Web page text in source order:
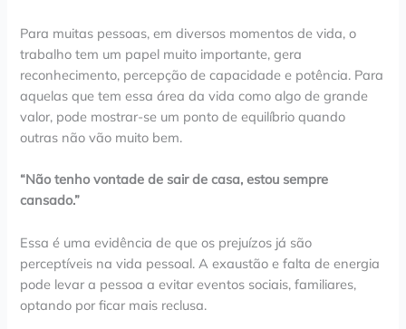
Para muitas pessoas, em diversos momentos de vida, o
trabalho tem um papel muito importante, gera
reconhecimento, percepção de capacidade e potência. Para
aquelas que tem essa área da vida como algo de grande
valor, pode mostrar-se um ponto de equilíbrio quando
outras não vão muito bem.
“Não tenho vontade de sair de casa, estou sempre
cansado.”
Essa é uma evidência de que os prejuízos já são
perceptíveis na vida pessoal. A exaustão e falta de energia
pode levar a pessoa a evitar eventos sociais, familiares,
optando por ficar mais reclusa.